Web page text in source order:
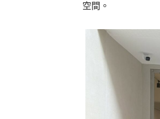
空間。